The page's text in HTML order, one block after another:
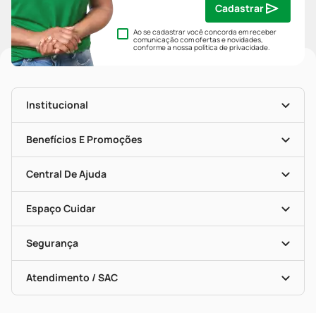
Ao se cadastrar você concorda em receber
comunicação com ofertas e novidades,
conforme a nossapolítica de privacidade.
Cadastrar
Institucional
História
Nossas Lojas
Mapa De Categorias
Blog Da PP
Seja Uma Loja Parceira
Benefícios E Promoções
Clube PP
Convênios
Programa Popular Do Brasil
Encarte De Ofertas
Dermaclub
Descontos De Laboratório (PBM)
Cupons E Ofertas
Central De Ajuda
Entrega
Recompra Programada
Compras Com Receita
Alomed (tele-Entrega)
Formas De Pagamento
Troca E Devolução
Bulas De A A Z
Políticas De Marketplace
Espaço Cuidar
Vacinas
Serviços Farmacêuticos
Testes Rápidos
Autoteste Covid-19
Segurança
Certificado De Segurança
Portal Da Privacidade
Atendimento / SAC
WhatsApp (47) 9202-1687